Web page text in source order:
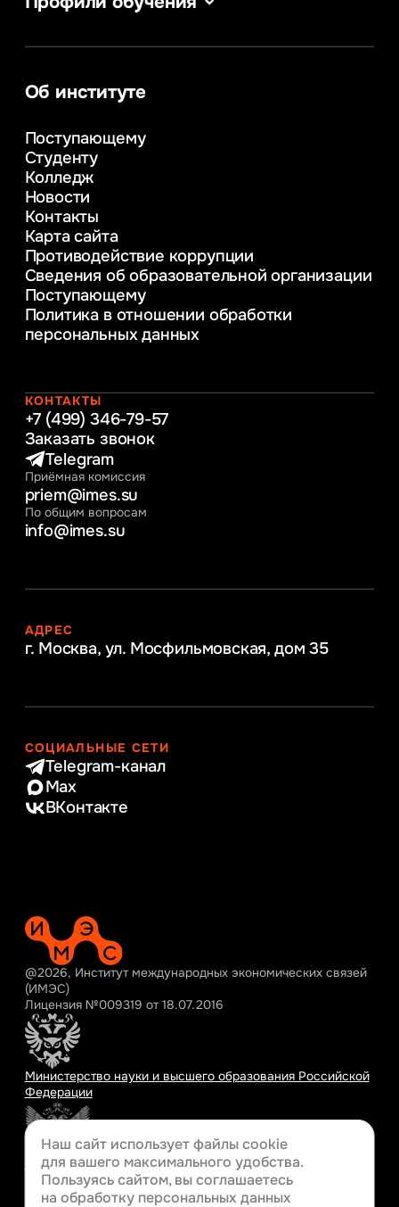
Информатика
аналитика
Управление в сфере коммерческой
Психолого-педагогическое
консультирование и медиация
в образовании
Веб-дизайн
Управление инновационным развитием
предприятия
Уголовное право
Информационные технологии в бизнесе
Информационное и программное
обеспечение бизнес процессов
Управление человеческими ресурсами
Интернет-маркетинг
Об институте
Поступающему
Студенту
Колледж
Новости
Контакты
Карта сайта
Противодействие коррупции
Сведения об образовательной организации
Поступающему
Политика в отношении обработки
персональных данных
КОНТАКТЫ
+7 (499) 346-79-57
Заказать звонок
Telegram
Приёмная комиссия
priem@imes.su
По общим вопросам
info@imes.su
АДРЕС
г. Москва, ул. Мосфильмовская, дом 35
СОЦИАЛЬНЫЕ СЕТИ
Telegram-канал
Max
ВКонтакте
@2026, Институт международных экономических связей
(ИМЭС)
Лицензия №009319 от 18.07.2016
Министерство науки и высшего образования Российской
Федерации
Министерство просвещения Российской Федерации
Наш сайт использует файлы cookie
для вашего максимального удобства.
Пользуясь сайтом, вы соглашаетесь
на обработку персональных данных